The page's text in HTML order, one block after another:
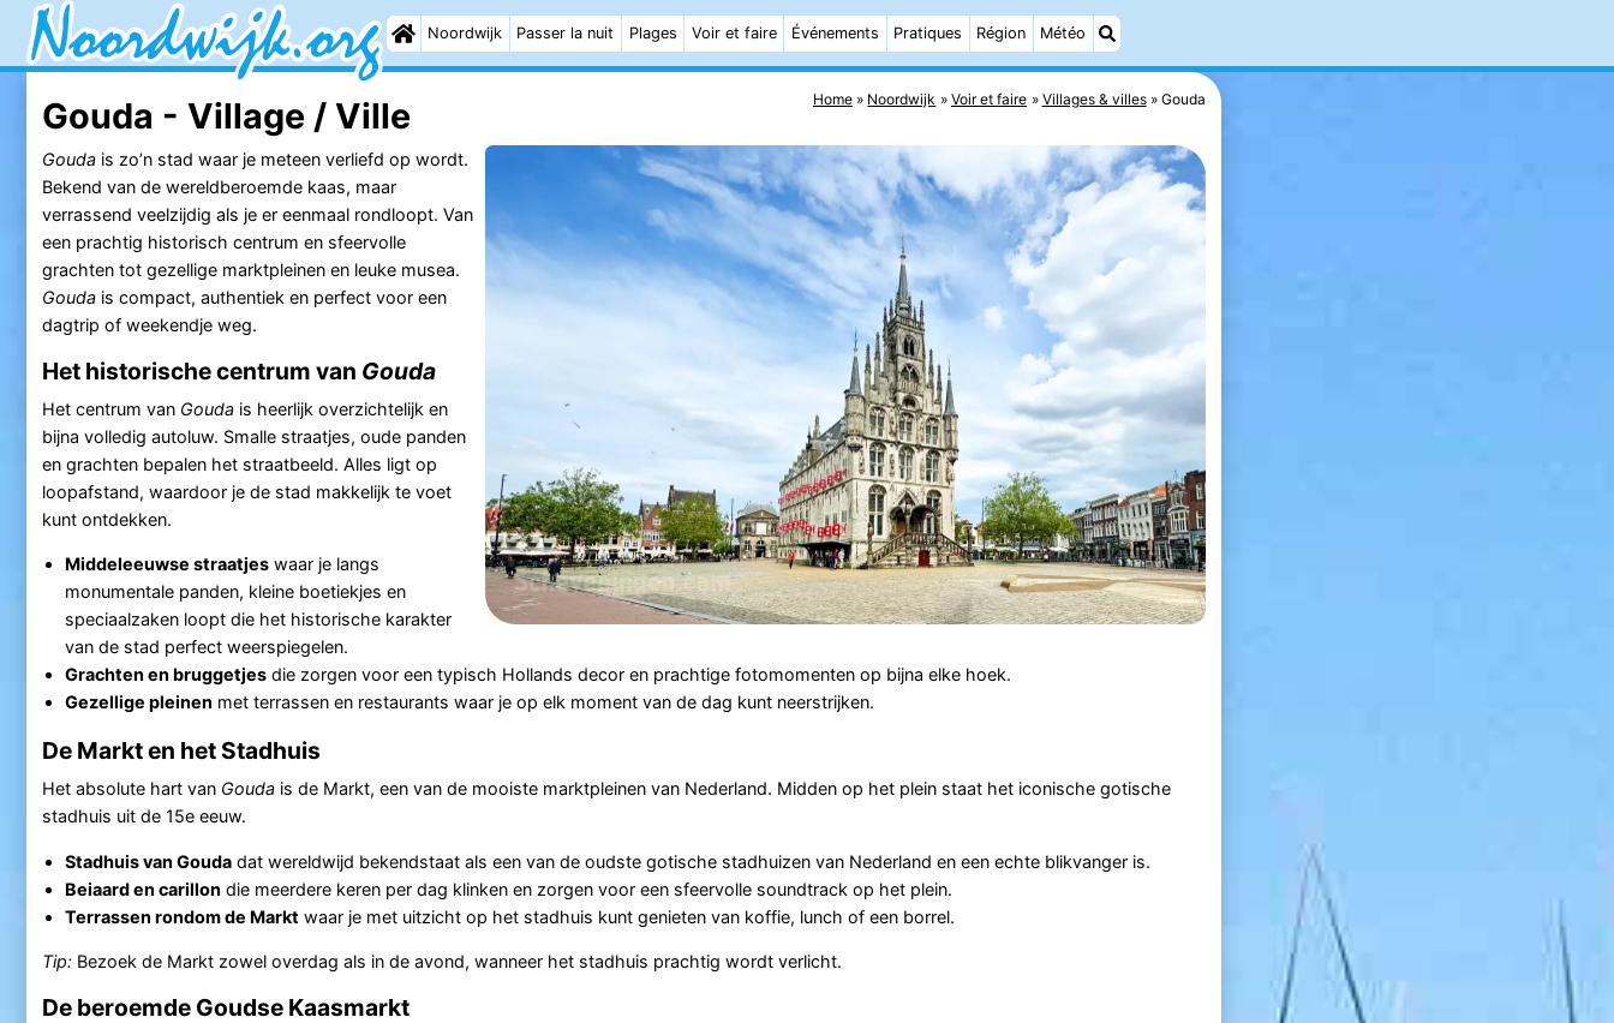
Noordwijk Passer la nuit Plages Voir et faire Événements Pratiques Région Météo
Home Noordwijk Voir et faire Villages & villes Gouda
Gouda - Village / Ville
Goudais zo’n stad waar je meteen verliefd op wordt.
Bekend van de wereldberoemde kaas, maar
verrassend veelzijdig als je er eenmaal rondloopt. Van
een prachtig historisch centrum en sfeervolle
grachten tot gezellige marktpleinen en leuke musea.
Goudais compact, authentiek en perfect voor een
dagtrip of weekendje weg.
Het historische centrum van Gouda
Het centrum van Goudais heerlijk overzichtelijk en
bijna volledig autoluw. Smalle straatjes, oude panden
en grachten bepalen het straatbeeld. Alles ligt op
loopafstand, waardoor je de stad makkelijk te voet
kunt ontdekken.
Middeleeuwse straatjeswaar je langs
monumentale panden, kleine boetiekjes en
speciaalzaken loopt die het historische karakter
van de stad perfect weerspiegelen.
Grachten en bruggetjesdie zorgen voor een typisch Hollands decor en prachtige fotomomenten op bijna elke hoek.
Gezellige pleinen met terrassen en restaurants waar je op elk moment van de dag kunt neerstrijken.
De Markt en het Stadhuis
Het absolute hart van Goudais de Markt, een van de mooiste marktpleinen van Nederland. Midden op het plein staat het iconische gotische
stadhuis uit de 15e eeuw.
Stadhuis van Goudadat wereldwijd bekendstaat als een van de oudste gotische stadhuizen van Nederland en een echte blikvanger is.
Beiaard en carillon die meerdere keren per dag klinken en zorgen voor een sfeervolle soundtrack op het plein.
Terrassen rondom de Markt waar je met uitzicht op het stadhuis kunt genieten van koffie, lunch of een borrel.
Tip:Bezoek de Markt zowel overdag als in de avond, wanneer het stadhuis prachtig wordt verlicht.
De beroemde Goudse Kaasmarkt